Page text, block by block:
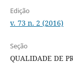
Edição
v. 73 n. 2 (2016)
Seção
QUALIDADE DE